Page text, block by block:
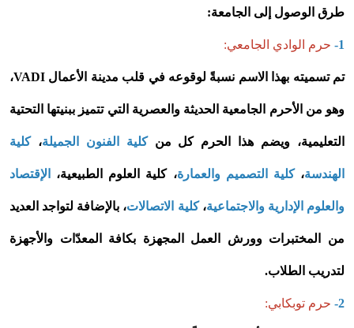
طرق الوصول إلى الجامعة:
1- حرم الوادي الجامعي:
تم تسميته بهذا الاسم نسبةً لوقوعه في قلب مدينة الأعمال VADI،
وهو من الأحرم الجامعية الحديثة والعصرية التي تتميز ببنيتها التحتية
التعليمية، ويضم هذا الحرم كل منكلية الفنون الجميلة،كلية
الهندسة،كلية التصميم والعمارة، كلية العلوم الطبيعية، الإقتصاد
والعلوم الإدارية والاجتماعية،كلية الاتصالات، بالإضافة لتواجد العديد
من المختبرات وورش العمل المجهزة بكافة المعدّات والأجهزة
لتدريب الطلاب.
2- حرم توبكابي: